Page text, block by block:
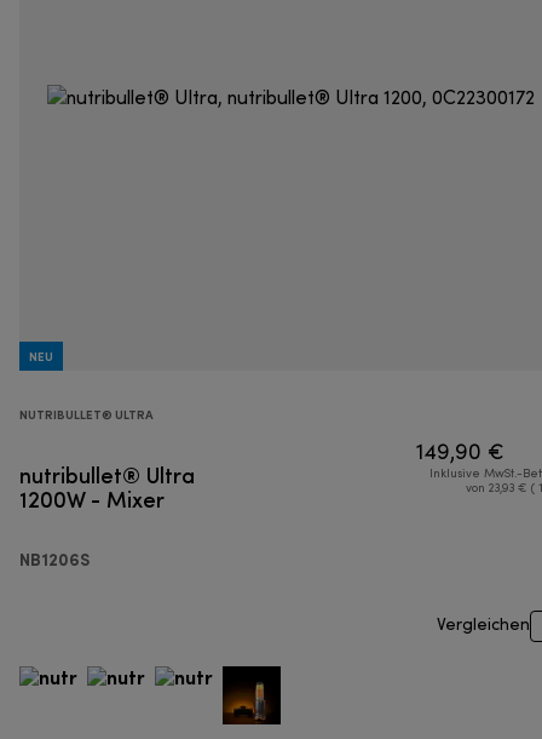
NEU
NUTRIBULLET® ULTRA
nutribullet® Ultra
1200W - Mixer
NB1206S
149,90 €
Inklusive MwSt.-
von 23,93 € (
Vergleichen